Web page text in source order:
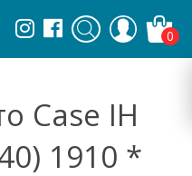
0
Case IH
1910 *